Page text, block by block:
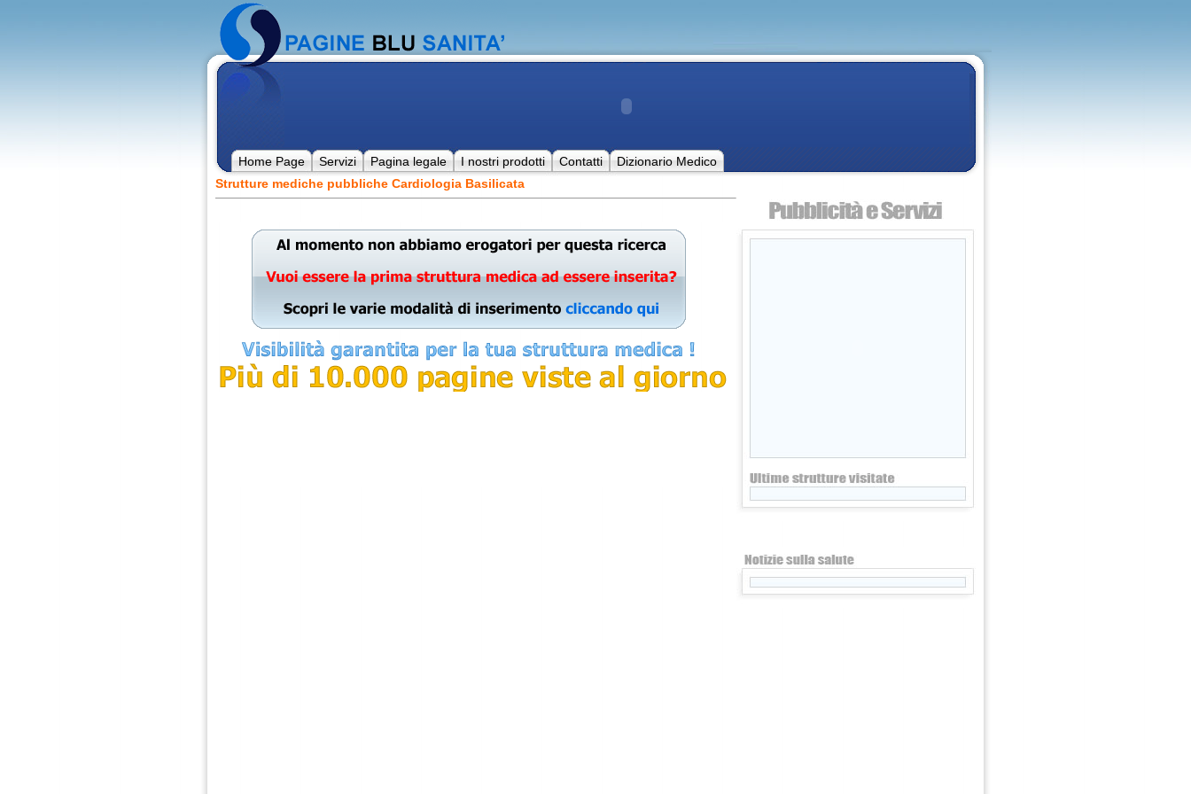
Home Page Servizi Pagina legale I nostri prodotti Contatti
Dizionario Medico
Strutture mediche pubbliche Cardiologia Basilicata